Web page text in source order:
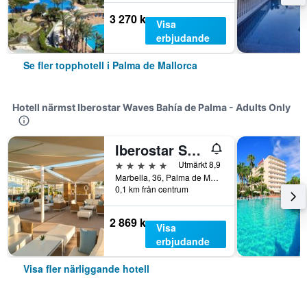
3 270 kr Visa
erbjudande
Se fler topphotell i Palma de Mallorca
Hotell närmst Iberostar Waves Bahía de Palma - Adults Only
Iberostar Selection Playa de Palma
5 stjärnor
Utmärkt 8,9
Marbella, 36, Palma de Mallorca, Mallorca, Spanien
0,1 km från centrum
2 869 kr Visa
erbjudande
Visa fler närliggande hotell